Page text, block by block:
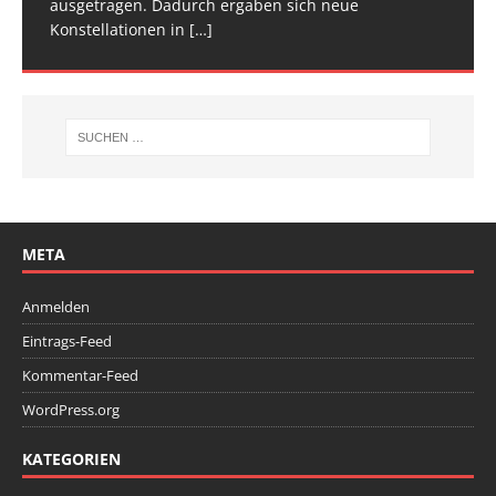
ausgetragen. Dadurch ergaben sich neue
Konstellationen in […]
Wettkampfwochenende: Am Samstag standen die
Deutschen[…]
META
Anmelden
Eintrags-Feed
Kommentar-Feed
WordPress.org
KATEGORIEN